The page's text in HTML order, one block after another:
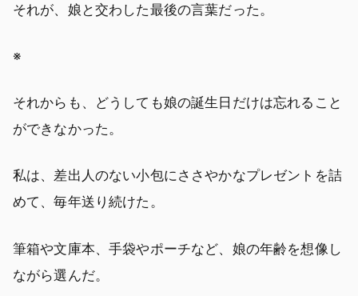
それが、娘と交わした最後の言葉だった。
※
それからも、どうしても娘の誕生日だけは忘れること
ができなかった。
私は、差出人のない小包にささやかなプレゼントを詰
めて、毎年送り続けた。
筆箱や文庫本、手袋やポーチなど、娘の年齢を想像し
ながら選んだ。